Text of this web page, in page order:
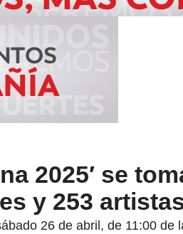
2025′ se
y 253
26 de abril, de 11:00